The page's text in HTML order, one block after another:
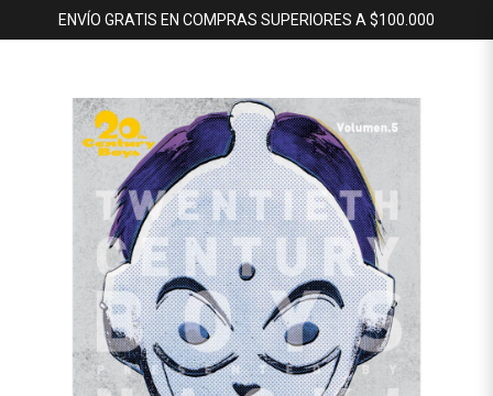
ENVÍO GRATIS EN COMPRAS SUPERIORES A $100.000